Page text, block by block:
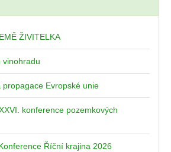
ŽIVITELKA
vinohradu
propagace Evropské unie
konference pozemkových
Říční krajina 2026